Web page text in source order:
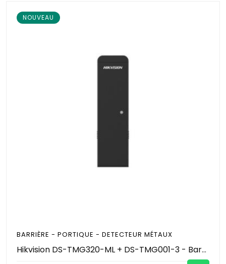
NOUVEAU
BARRIÈRE - PORTIQUE - DETECTEUR MÉTAUX
Hikvision DS-TMG320-ML + DS-TMG001-3 - Barrière Levante Automatique de Parking - Lisse 3M/4M - Vitesse 3-6s - Anti-Écrasement - IP54 - Contrôle d'Accès Véhicules Pro